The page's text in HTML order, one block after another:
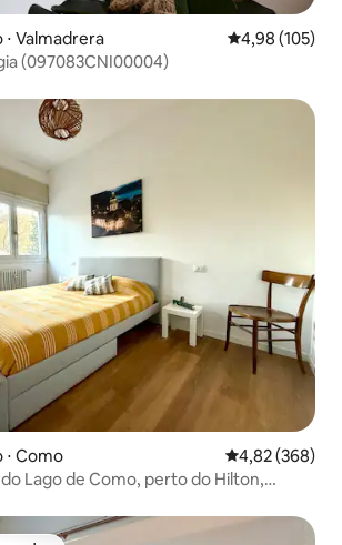
Valmadrera 4,98 de uma
4,98 (105)
(097083CNI00004)
⋅ Como 4,82 de uma
4,82 (368)
Lago de Como, perto do Hilton,